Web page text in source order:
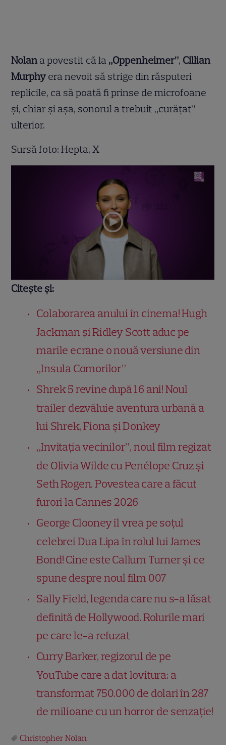
Nolan a povestit că la „Oppenheimer”, Cillian
Murphy era nevoit să strige din răsputeri
replicile, ca să poată fi prinse de microfoane
și, chiar și așa, sonorul a trebuit „curățat”
ulterior.
Sursă foto: Hepta, X
Citește și:
Colaborarea anului în cinema! Hugh
Jackman și Ridley Scott aduc pe
marile ecrane o nouă versiune din
„Insula Comorilor”
Shrek 5 revine după 16 ani! Noul
trailer dezvăluie aventura urbană a
lui Shrek, Fiona și Donkey
„Invitația vecinilor”, noul film regizat
de Olivia Wilde cu Penélope Cruz și
Seth Rogen. Povestea care a făcut
furori la Cannes 2026
George Clooney îl vrea pe soțul
celebrei Dua Lipa în rolul lui James
Bond! Cine este Callum Turner și ce
spune despre noul film 007
Sally Field, legenda care nu s-a lăsat
definită de Hollywood. Rolurile mari
pe care le-a refuzat
Curry Barker, regizorul de pe
YouTube care a dat lovitura: a
transformat 750.000 de dolari în 287
de milioane cu un horror de senzație!
Christopher Nolan